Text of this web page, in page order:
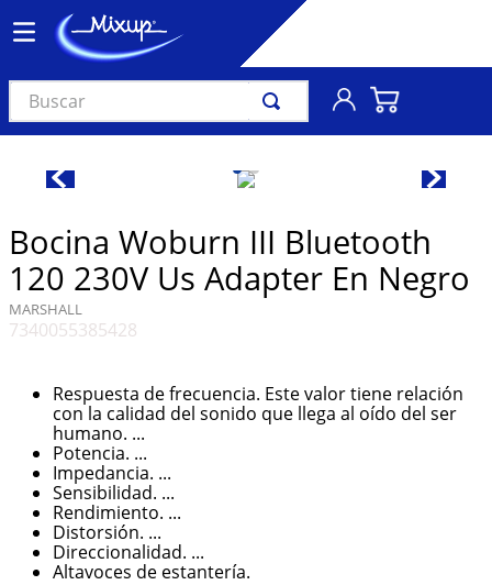
Buscar
Bocina Woburn III Bluetooth
120 230V Us Adapter En Negro
MARSHALL
7340055385428
Respuesta de frecuencia. Este valor tiene relación
con la calidad del sonido que llega al oído del ser
humano. ...
Potencia. ...
Impedancia. ...
Sensibilidad. ...
Rendimiento. ...
Distorsión. ...
Direccionalidad. ...
Altavoces de estantería.
3.
audífonos
4.
madonna
5.
ariana grande
7.
bts
8.
manga
9.
bocinas
10. taylor swift